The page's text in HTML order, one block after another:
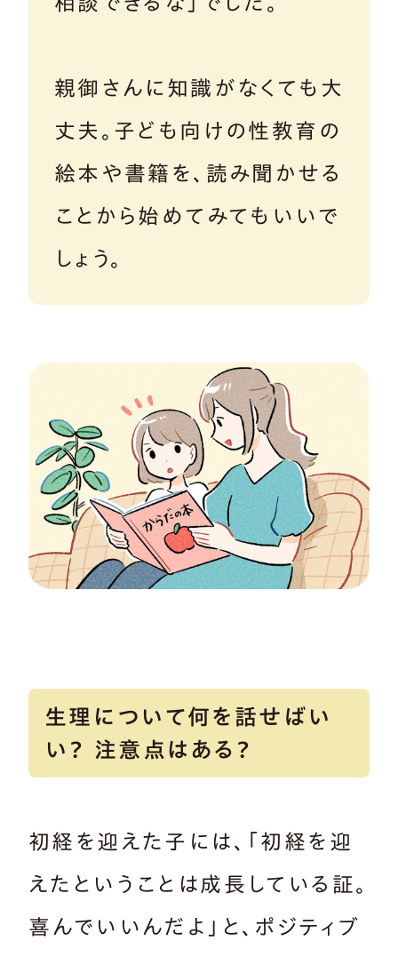
親御さんに知識がなくても大
丈夫。子ども向けの性教育の
絵本や書籍を、読み聞かせる
ことから始めてみてもいいで
しょう。
生理について何を話せばい
い？ 注意点はある？
初経を迎えた子には、「初経を迎
えたということは成長している証。
喜んでいいんだよ」と、ポジティブ